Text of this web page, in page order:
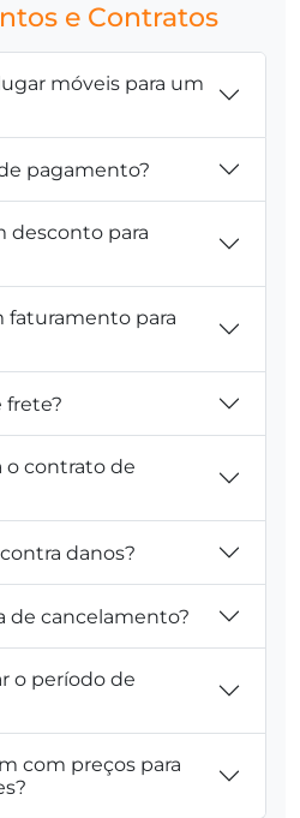
e Contratos
móveis para um
pagamento?
desconto para
faturamento para
frete?
o contrato de
danos?
de cancelamento?
o período de
com preços para